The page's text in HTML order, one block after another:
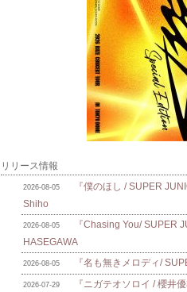
リリース情報
2026-08-05
『僕のほし / SUPER
Shiho
2026-08-05
『Chasing You/ SUPER
HASEGAWA
2026-08-05 『名も無きメロディ/
2026-07-29 『ニガテオソロイ / 櫻井